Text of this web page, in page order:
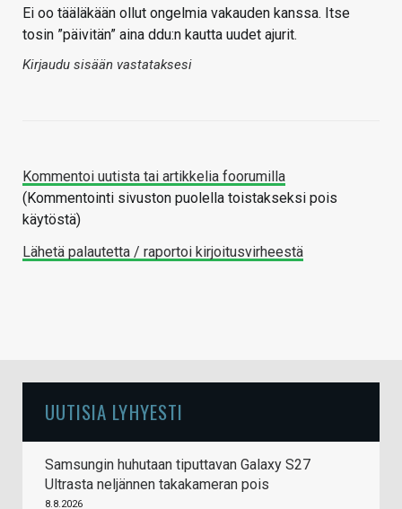
Ei oo tääläkään ollut ongelmia vakauden kanssa. Itse
tosin ”päivitän” aina ddu:n kautta uudet ajurit.
Kirjaudu sisään vastataksesi
Kommentoi uutista tai artikkelia foorumilla
(Kommentointi sivuston puolella toistakseksi pois
käytöstä)
Lähetä palautetta / raportoi kirjoitusvirheestä
UUTISIA LYHYESTI
Samsungin huhutaan tiputtavan Galaxy S27
Ultrasta neljännen takakameran pois
8.8.2026